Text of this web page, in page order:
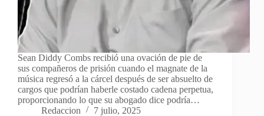
Sean Diddy Combs recibió una ovación de pie de
sus compañeros de prisión cuando el magnate de la
música regresó a la cárcel después de ser absuelto de
cargos que podrían haberle costado cadena perpetua,
proporcionando lo que su abogado dice podría…
Redaccion
7 julio, 2025